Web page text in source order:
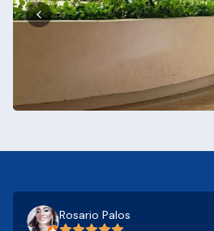
Rosario Palos